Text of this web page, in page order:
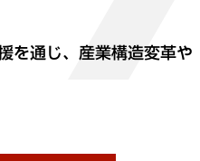
を通じ、産業構造変革や